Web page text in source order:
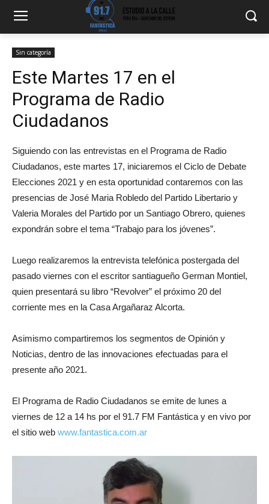
Sin categoría
Este Martes 17 en el
Programa de Radio
Ciudadanos
Siguiendo con las entrevistas en el Programa de Radio
Ciudadanos, este martes 17, iniciaremos el Ciclo de Debate
Elecciones 2021 y en esta oportunidad contaremos con las
presencias de José Maria Robledo del Partido Libertario y
Valeria Morales del Partido por un Santiago Obrero, quienes
expondrán sobre el tema “Trabajo para los jóvenes”.
Luego realizaremos la entrevista telefónica postergada del
pasado viernes con el escritor santiagueño German Montiel,
quien presentará su libro “Revolver” el próximo 20 del
corriente mes en la Casa Argañaraz Alcorta.
Asimismo compartiremos los segmentos de Opinión y
Noticias, dentro de las innovaciones efectuadas para el
presente año 2021.
El Programa de Radio Ciudadanos se emite de lunes a
viernes de 12 a 14 hs por el 91.7 FM Fantástica y en vivo por
el sitio web www.fantastica.com.ar